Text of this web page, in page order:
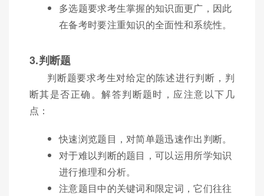
多选题要求考生掌握的知识面更广，因此
在备考时要注重知识的全面性和系统性。
3.判断题
判断题要求考生对给定的陈述进行判断，判
断其是否正确。解答判断题时，应注意以下几
点：
快速浏览题目，对简单题迅速作出判断。
对于难以判断的题目，可以运用所学知识
进行推理和分析。
注意题目中的关键词和限定词，它们往往